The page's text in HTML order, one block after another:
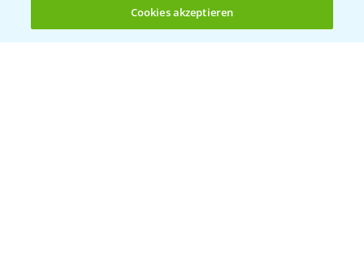
(noch 4)
Folgen Sie uns
Cookies akzeptieren